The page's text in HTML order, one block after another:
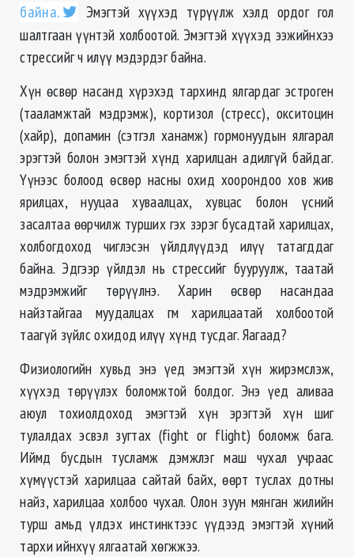
байна.
Эмэгтэй хүүхэд түрүүлж хэлд ордог гол
шалтгаан үүнтэй холбоотой. Эмэгтэй хүүхэд ээжийнхээ
стрессийг ч илүү мэдэрдэг байна.
Хүн ѳсвѳр насанд хүрэхэд тархинд ялгардаг эстроген
(тааламжтай мэдрэмж), кортизол (стресс), окситоцин
(хайр), допамин (сэтгэл ханамж) гормонуудын ялгарал
эрэгтэй болон эмэгтэй хүнд харилцан адилгүй байдаг.
Үүнээс болоод ѳсвѳр насны охид хоорондоо хов жив
ярилцах, нууцаа хуваалцах, хувцас болон үсний
засалтаа ѳѳрчилж турших гэх зэрэг бусадтай харилцах,
холбогдоход чиглэсэн үйлдлүүдэд илүү татагддаг
байна. Эдгээр үйлдэл нь стрессийг бууруулж, таатай
мэдрэмжийг тѳрүүлнэ. Харин ѳсвѳр насандаа
найзтайгаа муудалцах гм харилцаатай холбоотой
таагүй зүйлс охидод илүү хүнд тусдаг. Яагаад?
Физиологийн хувьд энэ үед эмэгтэй хүн жирэмслэж,
хүүхэд тѳрүүлэх боломжтой болдог. Энэ үед аливаа
аюул тохиолдоход эмэгтэй хүн эрэгтэй хүн шиг
тулалдах эсвэл зугтах (fight or flight) боломж бага.
Иймд бусдын тусламж дэмжлэг маш чухал учраас
хүмүүстэй харилцаа сайтай байх, ѳѳрт туслах дотны
найз, харилцаа холбоо чухал. Олон зуун мянган жилийн
турш амьд үлдэх инстинктээс үүдээд эмэгтэй хүний
тархи ийнхүү ялгаатай хѳгжжээ.